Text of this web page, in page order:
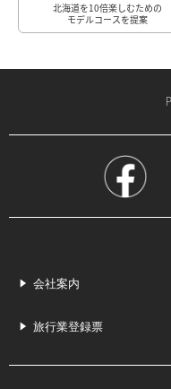
北海道を10倍楽しむための
モデルコースを提案
会社案内
旅行業登録票